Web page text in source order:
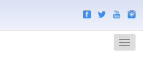
Menu